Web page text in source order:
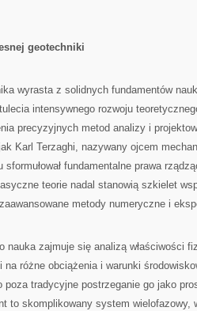
geotechniki
wyrasta z solidnych fundamentów
intensywnego rozwoju
precyzyjnych metod analizy i
Karl Terzaghi, nazywany ojcem
fundamentalne prawa
teorie nadal stanowią szkielet
metody numeryczne i
nauka zajmuje się analizą właściwości
różne obciążenia i warunki
tradycyjne postrzeganie go jako
to skomplikowany system wielofazowy,